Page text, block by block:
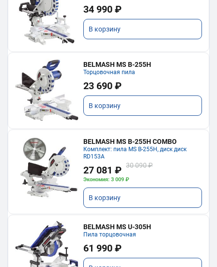
34 990 ₽
В корзину
BELMASH MS B-255H
Торцовочная пила
23 690 ₽
В корзину
BELMASH MS B-255H COMBO
Комплект: пила MS B-255H, диск диск
RD153A
27 081 ₽ 30 090 ₽
Экономия: 3 009 ₽
В корзину
BELMASH MS U-305H
Пила торцовочная
61 990 ₽